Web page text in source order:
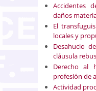
Accidentes
daños
El
locales y
Desahucio
cláusula
Derecho al
profesión de
Actividad